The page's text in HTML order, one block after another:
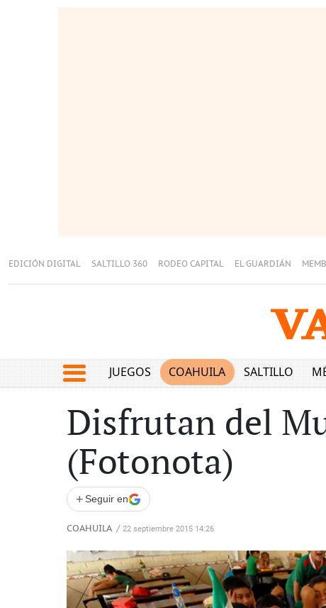
EDICIÓN DIGITAL SALTILLO 360 RODEO CAPITAL EL GUARDIÁN
JUEGOS COAHUILA SALTILLO
Disfrutan del
(Fotonota)
+ Seguir en
COAHUILA / 22 septiembre 2015 14:26